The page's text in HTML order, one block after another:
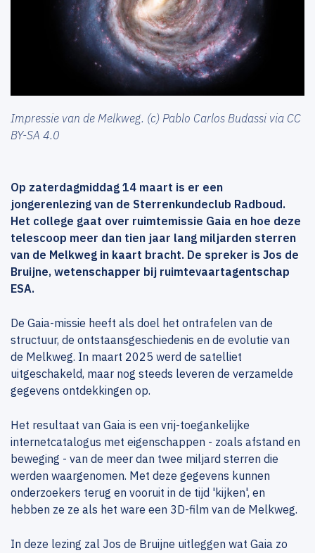
Impressie van de Melkweg. (c) Pablo Carlos Budassi via CC
BY-SA 4.0
Op zaterdagmiddag 14 maart is er een
jongerenlezing van de Sterrenkundeclub Radboud.
Het college gaat over ruimtemissie Gaia en hoe deze
telescoop meer dan tien jaar lang miljarden sterren
van de Melkweg in kaart bracht. De spreker is Jos de
Bruijne, wetenschapper bij ruimtevaartagentschap
ESA.
De Gaia-missie heeft als doel het ontrafelen van de
structuur, de ontstaansgeschiedenis en de evolutie van
de Melkweg. In maart 2025 werd de satelliet
uitgeschakeld, maar nog steeds leveren de verzamelde
gegevens ontdekkingen op.
Het resultaat van Gaia is een vrij-toegankelijke
internetcatalogus met eigenschappen - zoals afstand en
beweging - van de meer dan twee miljard sterren die
werden waargenomen. Met deze gegevens kunnen
onderzoekers terug en vooruit in de tijd 'kijken', en
hebben ze ze als het ware een 3D-film van de Melkweg.
In deze lezing zal Jos de Bruijne uitleggen wat Gaia zo